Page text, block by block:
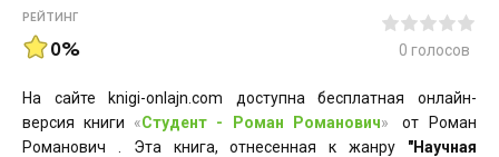
РЕЙТИНГ
0% 0 голосов
На сайте knigi-onlajn.com доступна бесплатная онлайн-
версия книги «Студент - Роман Романович»
от Роман
Романович . Эта книга, отнесенная к жанру "Научная